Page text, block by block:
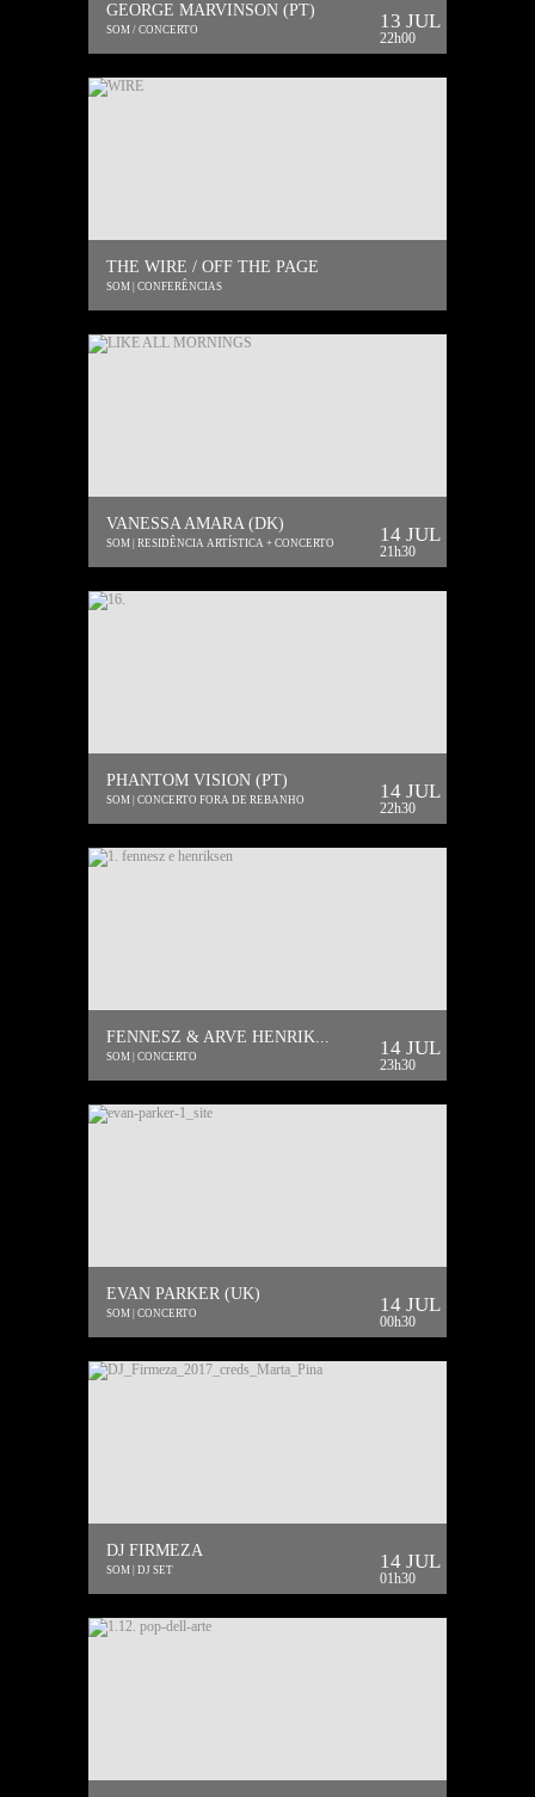
GEORGE MARVINSON (PT)
SOM / CONCERTO 13 JUL
22h00
THE WIRE / OFF THE PAGE
SOM | CONFERÊNCIAS
VANESSA AMARA (DK)
SOM | RESIDÊNCIA ARTÍSTICA + CONCERTO 14 JUL
21h30
PHANTOM VISION (PT)
SOM | CONCERTO FORA DE REBANHO 14 JUL
22h30
FENNESZ & ARVE HENRIK...
SOM | CONCERTO 14 JUL
23h30
EVAN PARKER (UK)
SOM | CONCERTO 14 JUL
00h30
DJ FIRMEZA
SOM | DJ SET 14 JUL
01h30